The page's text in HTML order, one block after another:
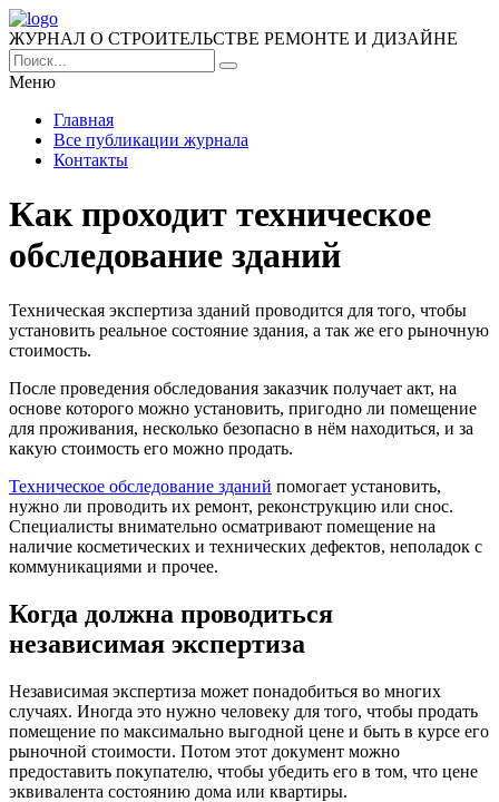
ЖУРНАЛ О СТРОИТЕЛЬСТВЕ РЕМОНТЕ И ДИЗАЙНЕ
Меню
Главная
Все публикации журнала
Контакты
Как проходит техническое
обследование зданий
Техническая экспертиза зданий проводится для того, чтобы
установить реальное состояние здания, а так же его рыночную
стоимость.
После проведения обследования заказчик получает акт, на
основе которого можно установить, пригодно ли помещение
для проживания, несколько безопасно в нём находиться, и за
какую стоимость его можно продать.
Техническое обследование зданий помогает установить,
нужно ли проводить их ремонт, реконструкцию или снос.
Специалисты внимательно осматривают помещение на
наличие косметических и технических дефектов, неполадок с
коммуникациями и прочее.
Когда должна проводиться
независимая экспертиза
Независимая экспертиза может понадобиться во многих
случаях. Иногда это нужно человеку для того, чтобы продать
помещение по максимально выгодной цене и быть в курсе его
рыночной стоимости. Потом этот документ можно
предоставить покупателю, чтобы убедить его в том, что цене
эквивалента состоянию дома или квартиры.